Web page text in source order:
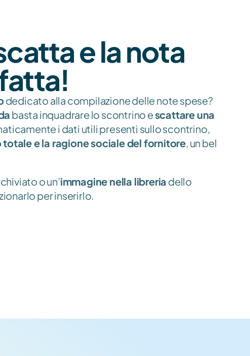
e la nota
dedicato alla compilazione delle note spese?
basta inquadrare lo scontrino e scattare una
i dati utili presenti sullo scontrino,
e la ragione sociale del fornitore, un bel
o un’immagine nella libreria dello
per inserirlo.